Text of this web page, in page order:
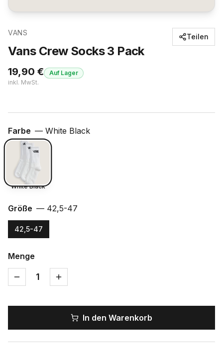
VANS
Vans Crew Socks 3 Pack
19,90 €
inkl. MwSt.
Auf Lager
Teilen
Farbe — White Black
White Black
Größe — 42,5-47
42,5-47
Menge
1
In den Warenkorb